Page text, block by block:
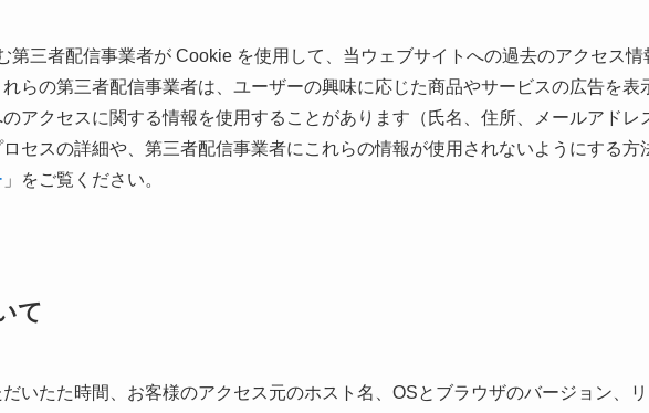
第三者配信事業者が Cookie を使用して、当ウェブサイトへの過去のアクセス
らの第三者配信事業者は、ユーザーの興味に応じた商品やサービスの広告を表
アクセスに関する情報を使用することがあります（氏名、住所、メールアドレ
セスの詳細や、第三者配信事業者にこれらの情報が使用されないようにする方
」をご覧ください。
て
いたた時間、お客様のアクセス元のホスト名、OSとブラウザのバージョン、